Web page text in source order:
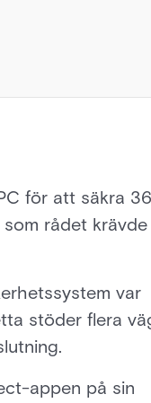
för att säkra 36
rådet krävde
var
stöder flera
appen på sin